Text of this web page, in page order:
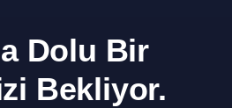
Dolu Bir
Bekliyor.